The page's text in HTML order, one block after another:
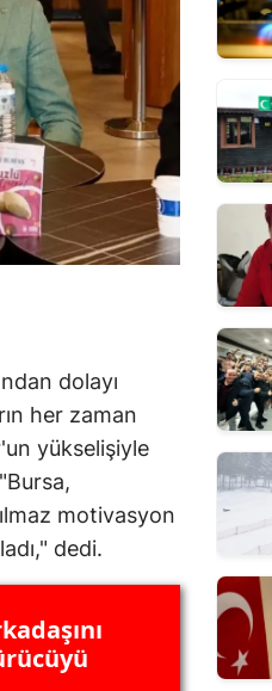
dolayı
her zaman
yükselişiyle
motivasyon
dedi.